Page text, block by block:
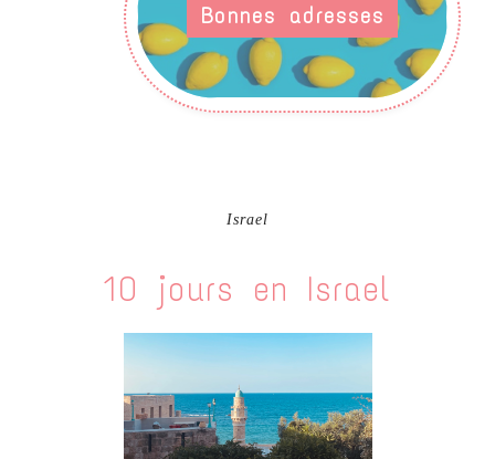
Bonnes adresses
Israel
10 jours en Israel